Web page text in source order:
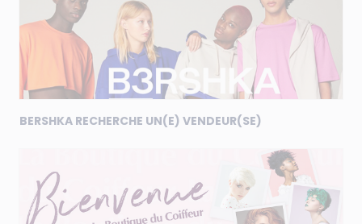
BERSHKA RECHERCHE UN(E) VENDEUR(SE)